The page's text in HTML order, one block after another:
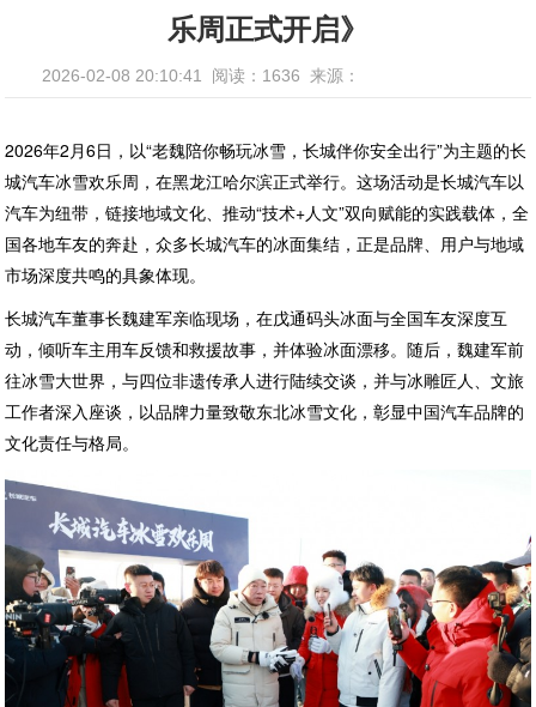
乐周正式开启》
2026-02-08 20:10:41 阅读：1636 来源：
2026年2月6日，以“老魏陪你畅玩冰雪，长城伴你安全出行”为主题的长
城汽车冰雪欢乐周，在黑龙江哈尔滨正式举行。这场活动是长城汽车以
汽车为纽带，链接地域文化、推动“技术+人文”双向赋能的实践载体，全
国各地车友的奔赴，众多长城汽车的冰面集结，正是品牌、用户与地域
市场深度共鸣的具象体现。
长城汽车董事长魏建军亲临现场，在戊通码头冰面与全国车友深度互
动，倾听车主用车反馈和救援故事，并体验冰面漂移。随后，魏建军前
往冰雪大世界，与四位非遗传承人进行陆续交谈，并与冰雕匠人、文旅
工作者深入座谈，以品牌力量致敬东北冰雪文化，彰显中国汽车品牌的
文化责任与格局。